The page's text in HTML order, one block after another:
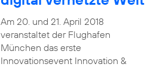
Am 20. und 21. April 2018
veranstaltet der Flughafen
München das erste
Innovationsevent Innovation &